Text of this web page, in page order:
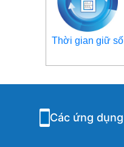
Thời gian giữ số
Các ứng dụng